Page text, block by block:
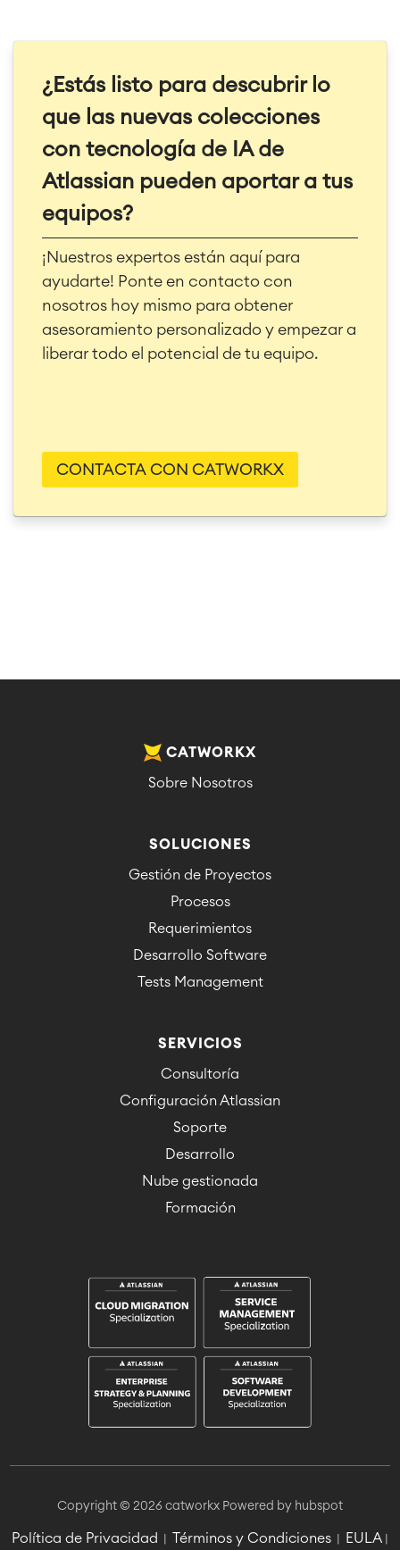
¿Estás listo para descubrir lo
que las nuevas colecciones
con tecnología de IA de
Atlassian pueden aportar a tus
equipos?
¡Nuestros expertos están aquí para
ayudarte! Ponte en contacto con
nosotros hoy mismo para obtener
asesoramiento personalizado y empezar a
liberar todo el potencial de tu equipo.
CONTACTA CON CATWORKX
CATWORKX
Sobre Nosotros
SOLUCIONES
Gestión de Proyectos
Procesos
Requerimientos
Desarrollo Software
Tests Management
SERVICIOS
Consultoría
Configuración Atlassian
Soporte
Desarrollo
Nube gestionada
Formación
Copyright © 2026 catworkx Powered by hubspot
Política de Privacidad Términos y Condiciones EULA